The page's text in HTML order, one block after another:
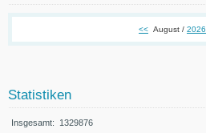
<< August / 2026
Statistiken
Insgesamt: 1329876